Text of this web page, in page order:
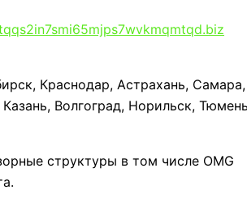
Краснодар, Астрахань, Самара,
Волгоград, Норильск,
структуры в том числе OMG